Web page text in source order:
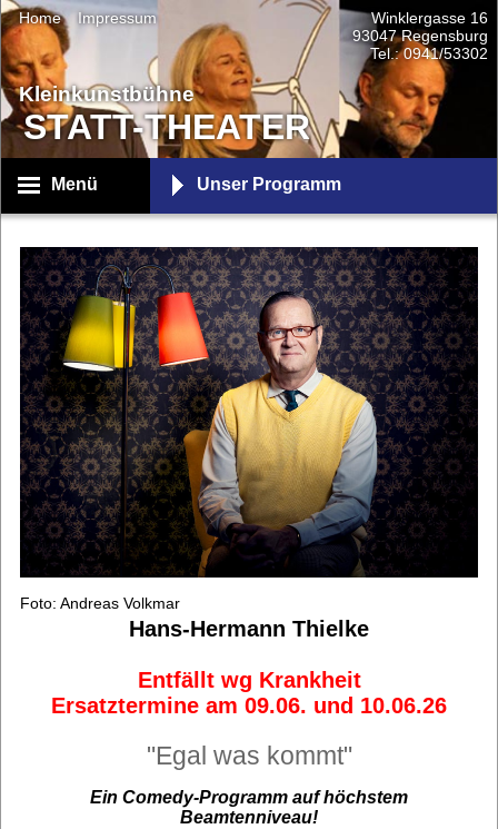
Kleinkunstbühne
STATT-THEATER
Winklergasse 16
93047 Regensburg
Tel.: 0941/53302
Home Impressum
Menü Unser Programm
Foto: Andreas Volkmar
Hans-Hermann Thielke
Entfällt wg Krankheit
Ersatztermine am 09.06. und 10.06.26
"Egal was kommt"
Ein Comedy-Programm auf höchstem
Beamtenniveau!